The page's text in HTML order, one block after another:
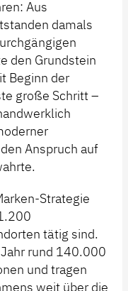
Aus
damals
den Grundstein
Beginn der
große Schritt –
Anspruch auf
Strategie
tätig sind.
rund 140.000
und tragen
weit über die